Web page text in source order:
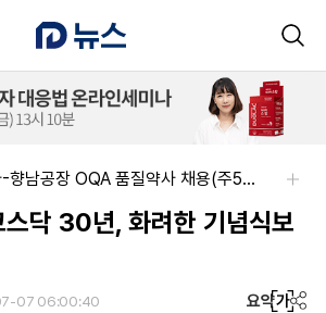
알보젠코리아-향남공장 OQA 품질약사 채용(주5일/파트타임 가능)
닥 30년, 화려한 기념식보
07 06:00:40 요약가